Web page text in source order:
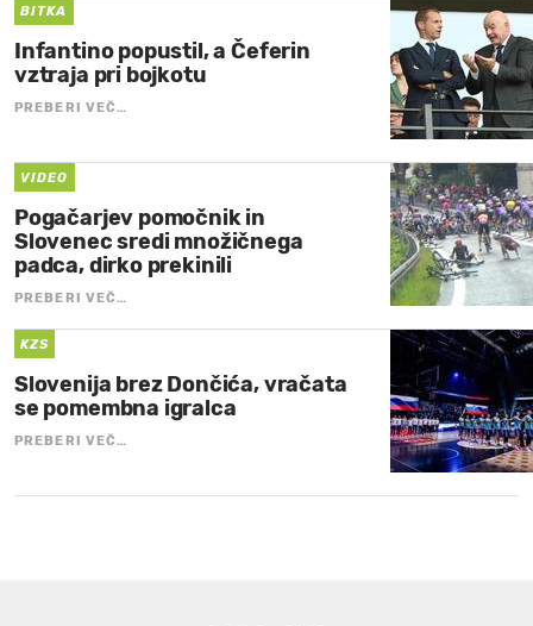
BITKA
Infantino popustil, a Čeferin
vztraja pri bojkotu
PREBERI VEČ…
VIDEO
Pogačarjev pomočnik in
Slovenec sredi množičnega
padca, dirko prekinili
PREBERI VEČ…
KZS
Slovenija brez Dončića, vračata
se pomembna igralca
PREBERI VEČ…